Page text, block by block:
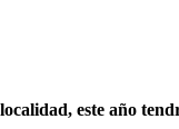
este año